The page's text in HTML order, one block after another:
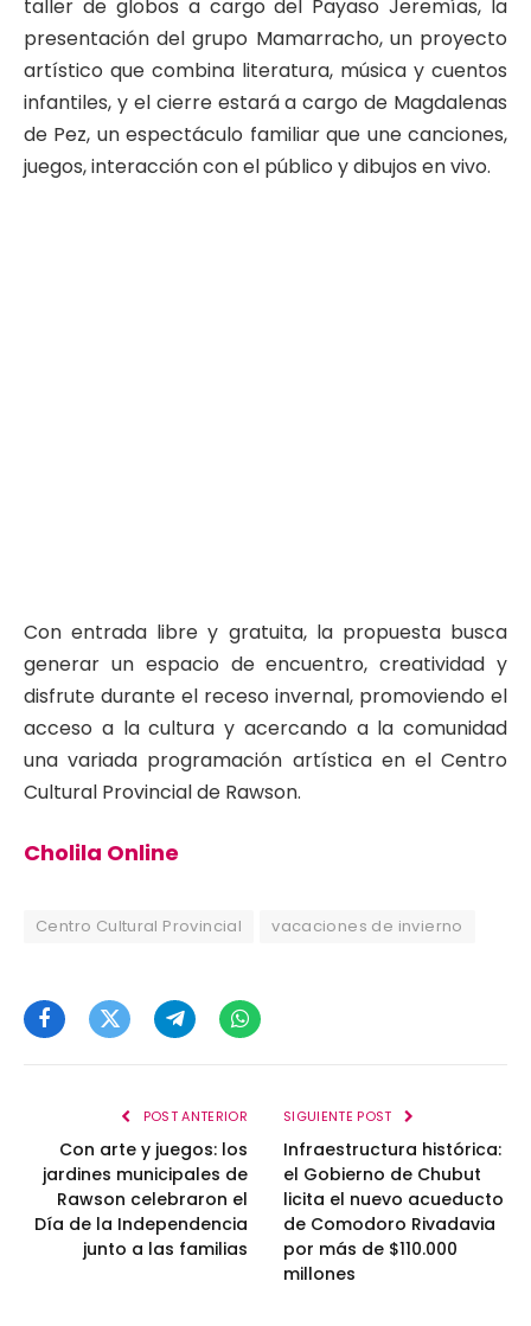
taller de globos a cargo del Payaso Jeremías, la
presentación del grupo Mamarracho, un proyecto
artístico que combina literatura, música y cuentos
infantiles, y el cierre estará a cargo de Magdalenas
de Pez, un espectáculo familiar que une canciones,
juegos, interacción con el público y dibujos en vivo.
Con entrada libre y gratuita, la propuesta busca
generar un espacio de encuentro, creatividad y
disfrute durante el receso invernal, promoviendo el
acceso a la cultura y acercando a la comunidad
una variada programación artística en el Centro
Cultural Provincial de Rawson.
Cholila Online
Centro Cultural Provincial vacaciones de invierno
FacebookTwitterTelegramWhatsApp
POST ANTERIOR
Con arte y juegos: los
jardines municipales de
Rawson celebraron el
Día de la Independencia
junto a las familias
SIGUIENTE POST
Infraestructura histórica:
el Gobierno de Chubut
licita el nuevo acueducto
de Comodoro Rivadavia
por más de $110.000
millones